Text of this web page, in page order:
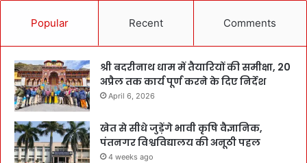
Popular Recent Comments
श्री बदरीनाथ धाम में तैयारियों की समीक्षा, 20
अप्रैल तक कार्य पूर्ण करने के दिए निर्देश
April 6, 2026
खेत से सीधे जुड़ेंगे भावी कृषि वैज्ञानिक,
पंतनगर विश्वविद्यालय की अनूठी पहल
4 weeks ago